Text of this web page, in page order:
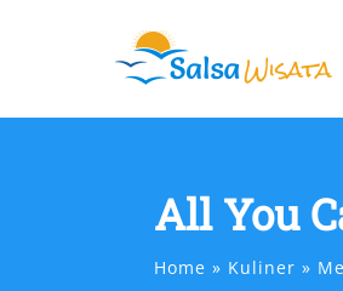
All You
Home Kuliner